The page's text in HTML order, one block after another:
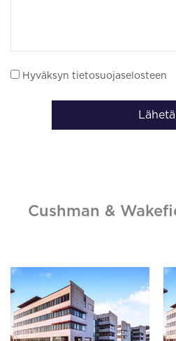
Hyväksyn tietosuojaselosteen
Lähetä
Cushman &